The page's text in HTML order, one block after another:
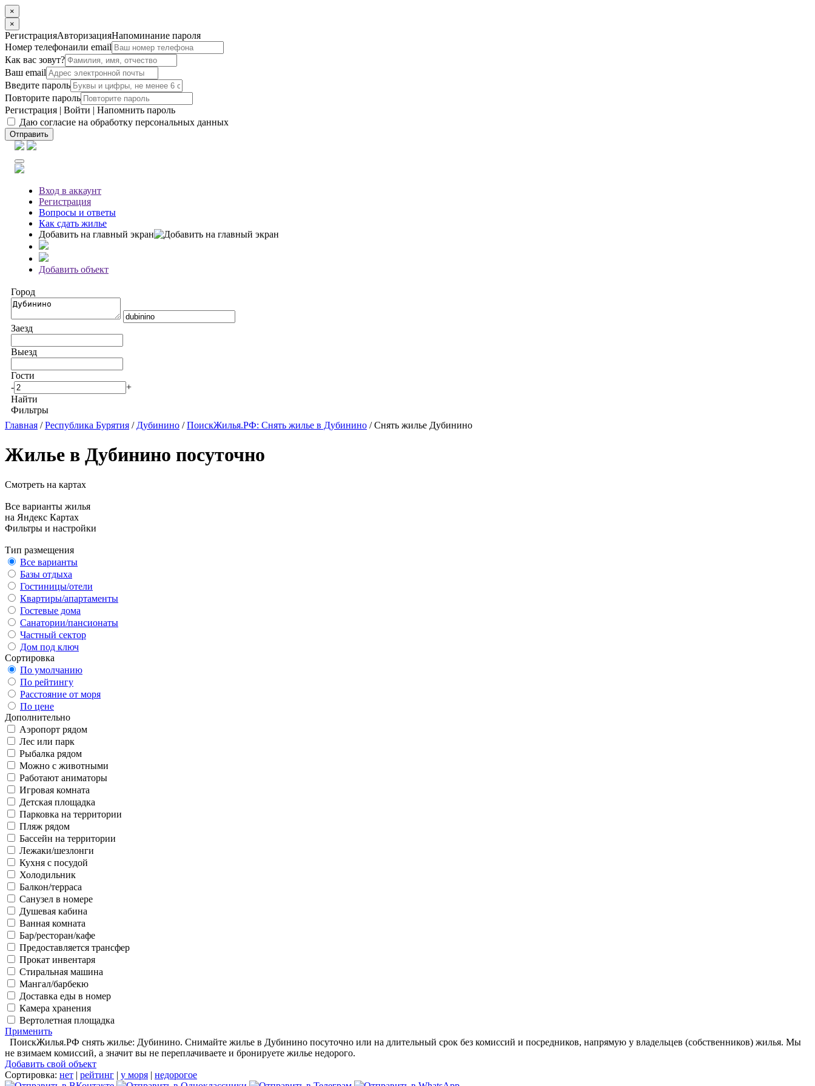
×
×
РегистрацияАвторизацияНапоминание пароля
Номер телефонаили email
Как вас зовут?
Ваш email
Введите пароль
Повторите пароль
Регистрация | Войти | Напомнить пароль
Даю согласие на обработку персональных данных
Отправить
Вход в аккаунт
Регистрация
Вопросы и ответы
Как сдать жилье
Добавить на главный экран
Добавить объект
Город
Заезд
Выезд
Гости
-
+
Найти
Фильтры
Главная /Республика Бурятия / Дубинино /ПоискЖилья.РФ: Снять жилье в Дубинино / Снять жилье Дубинино
Жилье в Дубинино посуточно
Смотреть на картах
Все варианты жилья
на Яндекс Картах
Фильтры и настройки
Тип размещения
Все варианты
Базы отдыха
Гостиницы/отели
Квартиры/апартаменты
Гостевые дома
Санатории/пансионаты
Частный сектор
Дом под ключ
Сортировка
По умолчанию
По рейтингу
Расстояние от моря
По цене
Дополнительно
Аэропорт рядом
Лес или парк
Рыбалка рядом
Можно с животными
Работают аниматоры
Игровая комната
Детская площадка
Парковка на территории
Пляж рядом
Бассейн на территории
Лежаки/шезлонги
Кухня с посудой
Холодильник
Балкон/терраса
Санузел в номере
Душевая кабина
Ванная комната
Бар/ресторан/кафе
Предоставляется трансфер
Прокат инвентаря
Стиральная машина
Мангал/барбекю
Доставка еды в номер
Камера хранения
Вертолетная площадка
Применить
ПоискЖилья.РФ снять жилье: Дубинино. Снимайте жилье в Дубинино посуточно или на длительный срок без комиссий и посредников, напрямую у владельцев (собственников) жилья. Мы
не взимаем комиссий, а значит вы не переплачиваете и бронируете жилье недорого.
Добавить свой объект
Сортировка: нет | рейтинг | у моря | недорогое